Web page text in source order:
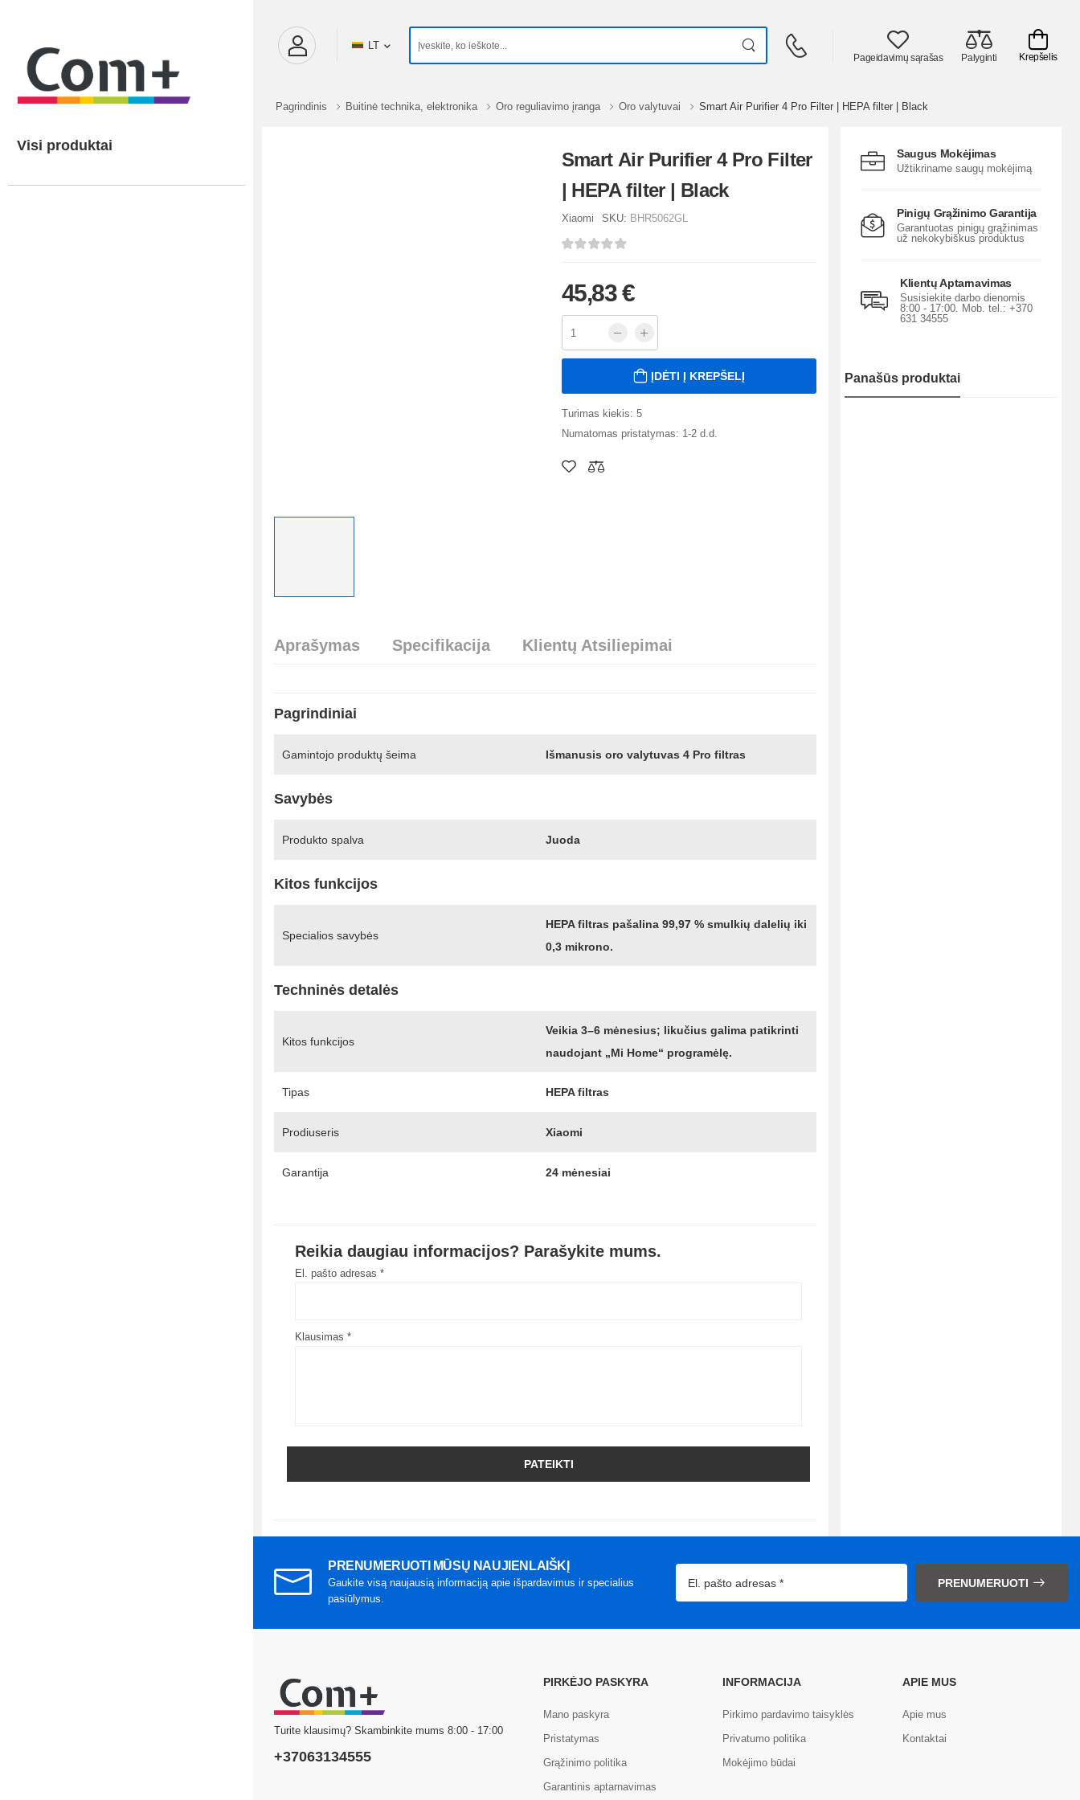
Visi produktai
LT
Pageidavimų sąrašas Palyginti Krepšelis
Pagrindinis Buitinė technika, elektronika Oro reguliavimo įranga Oro valytuvai Smart Air Purifier 4 Pro Filter | HEPA filter | Black
Smart Air Purifier 4 Pro Filter
| HEPA filter | Black
Xiaomi SKU: BHR5062GL
45,83 €
ĮDĖTI Į KREPŠELĮ
Turimas kiekis: 5
Numatomas pristatymas: 1-2 d.d.
Aprašymas Specifikacija Klientų Atsiliepimai
Pagrindiniai
Gamintojo produktų šeima Išmanusis oro valytuvas 4 Pro filtras
Savybės
Produkto spalva Juoda
Kitos funkcijos
Specialios savybės
HEPA filtras pašalina 99,97 % smulkių dalelių iki
0,3 mikrono.
Techninės detalės
Kitos funkcijos
Veikia 3–6 mėnesius; likučius galima patikrinti
naudojant „Mi Home“ programėlę.
Tipas HEPA filtras
Prodiuseris Xiaomi
Garantija 24 mėnesiai
Reikia daugiau informacijos? Parašykite mums.
El. pašto adresas *
Klausimas *
PATEIKTI
Saugus Mokėjimas
Užtikriname saugų mokėjimą
Pinigų Grąžinimo Garantija
Garantuotas pinigų grąžinimas
už nekokybiškus produktus
Klientų Aptarnavimas
Susisiekite darbo dienomis
8:00 - 17:00. Mob. tel.: +370
631 34555
Panašūs produktai
PRENUMERUOTI MŪSŲ NAUJIENLAIŠKĮ
Gaukite visą naujausią informaciją apie išpardavimus ir specialius
pasiūlymus.
PRENUMERUOTI
Turite klausimų? Skambinkite mums 8:00 - 17:00
+37063134555
PIRKĖJO PASKYRA
Mano paskyra
Pristatymas
Grąžinimo politika
Garantinis aptarnavimas
INFORMACIJA
Pirkimo pardavimo taisyklės
Privatumo politika
Mokėjimo būdai
APIE MUS
Apie mus
Kontaktai